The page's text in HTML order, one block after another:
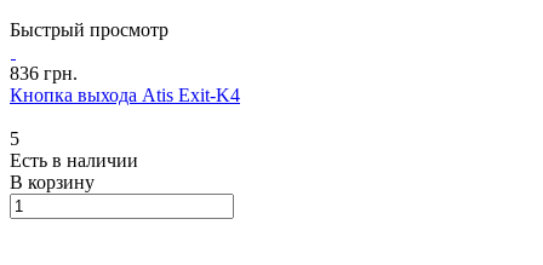
Быстрый просмотр
836 грн.
Кнопка выхода Atis Exit-K4
5
Есть в наличии
В корзину